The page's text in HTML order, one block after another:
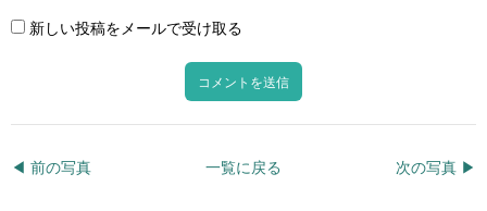
新しい投稿をメールで受け取る
◀︎ 前の写真 次の写真 ▶︎
一覧に戻る